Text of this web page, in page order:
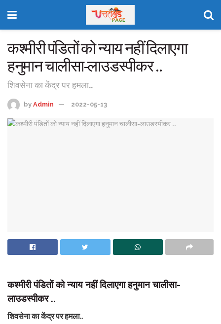
कश्मीरी पंडितों को न्याय नहीं दिलाएगा
हनुमान चालीसा-लाउडस्पीकर ..
शिवसेना का केंद्र पर हमला..
by Admin 2022-05-13
कश्मीरी पंडितों को न्याय नहीं दिलाएगा हनुमान चालीसा-
लाउडस्पीकर ..
शिवसेना का केंद्र पर हमला..